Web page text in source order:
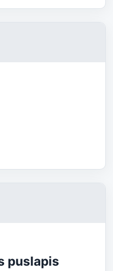
puslapis